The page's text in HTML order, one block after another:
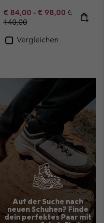
Minimum sale price:
€ 84,00 - Maximum sale
€ 98,00 Regular
€
140,00
Vergleichen
Auf der Suche nach
neuen Schuhen? Finde
dein perfektes Paar mit